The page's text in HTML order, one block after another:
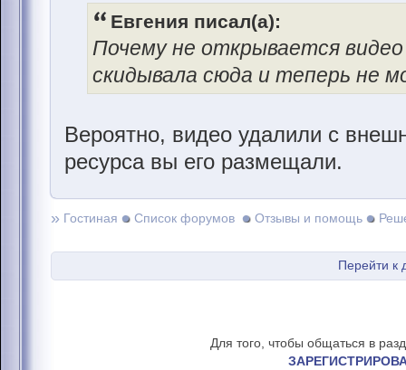
Евгения писал(а):
Почему не открывается
скидывала сюда и теперь не
Вероятно, видео удалили с
ресурса вы его размещали.
» Гостиная Список форумов Отзывы и помощь
Перейти к
Для того, чтобы общаться в